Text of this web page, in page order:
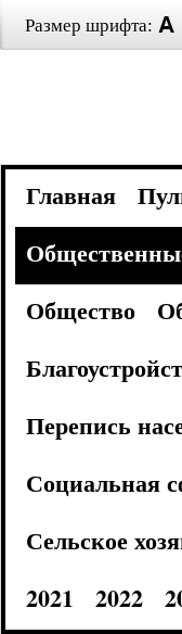
Размер шрифта:
Главная
Общество
Перепись
Социальная
Сельское
2021
2022